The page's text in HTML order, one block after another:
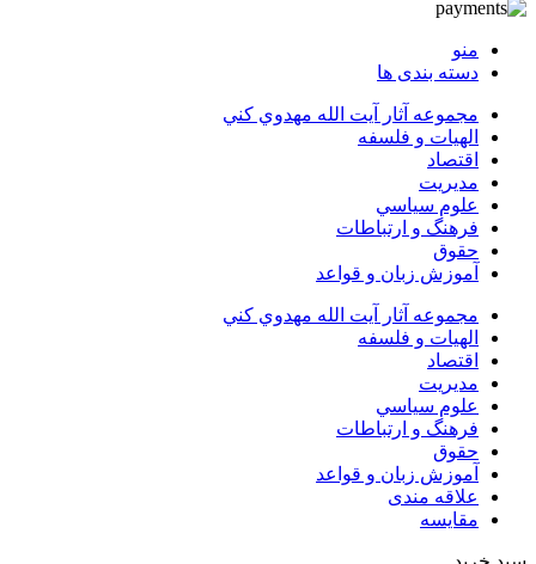
منو
دسته بندی ها
مجموعه آثار آيت الله مهدوي كني
الهیات و فلسفه
اقتصاد
مديريت
علوم سياسي
فرهنگ و ارتباطات
حقوق
آموزش زبان و قواعد
مجموعه آثار آيت الله مهدوي كني
الهیات و فلسفه
اقتصاد
مديريت
علوم سياسي
فرهنگ و ارتباطات
حقوق
آموزش زبان و قواعد
علاقه مندی
مقایسه